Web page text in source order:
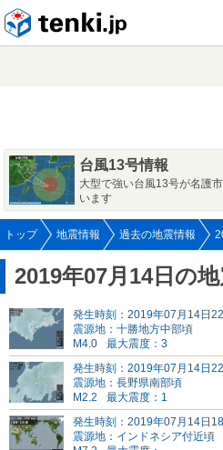
台風13号情報
大型で強い台風13号が名護
います
トップ 地震情報 過去の地震情報
2019年07月14日の
発生時刻：2019年07月14日
震源地：十勝地方中部頃
M4.0
最大震度：3
発生時刻：2019年07月14日
震源地：長野県南部頃
M2.2
最大震度：1
発生時刻：2019年07月14日
震源地：インドネシア付近頃